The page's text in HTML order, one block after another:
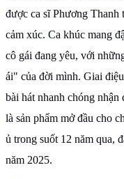
được ca sĩ Phương
cảm xúc. Ca khúc mang
cô gái đang yêu, với
ái" của đời mình. Giai
bài hát nhanh chóng
là sản phẩm mở đầu cho
ủ trong suốt 12 năm qua,
năm 2025.